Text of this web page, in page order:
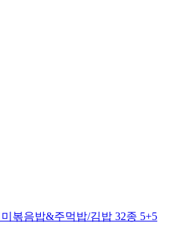
볶음밥&주먹밥/김밥 32종 5+5